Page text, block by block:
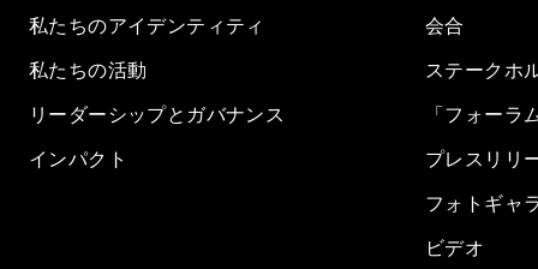
私たちのアイデンティティ
私たちの活動
リーダーシップとガバナンス
インパクト
会合
ステークホ
「フォーラ
プレスリリ
フォトギャ
ビデオ